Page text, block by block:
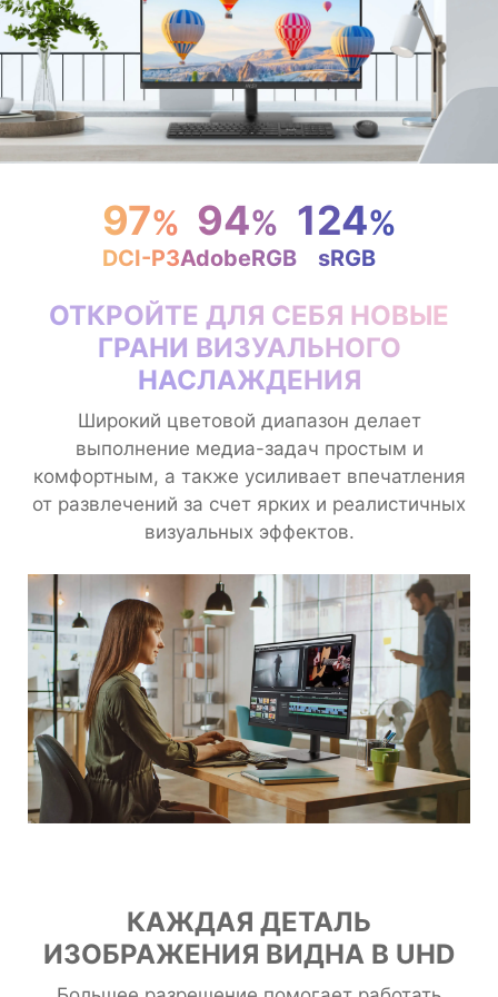
97%
DCI-P3
94%
AdobeRGB
124%
sRGB
ОТКРОЙТЕ ДЛЯ СЕБЯ НОВЫЕ
ГРАНИ ВИЗУАЛЬНОГО
НАСЛАЖДЕНИЯ
Широкий цветовой диапазон делает
выполнение медиа-задач простым и
комфортным, а также усиливает впечатления
от развлечений за счет ярких и реалистичных
визуальных эффектов.
КАЖДАЯ ДЕТАЛЬ
ИЗОБРАЖЕНИЯ ВИДНА В UHD